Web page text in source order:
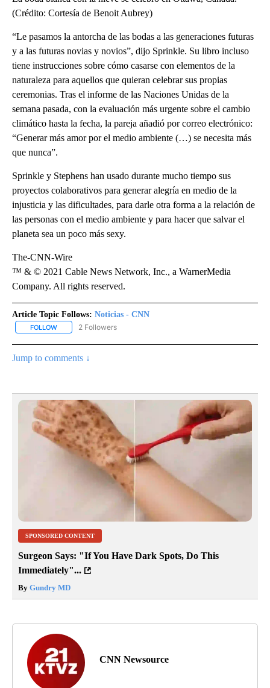
(Crédito: Cortesía de Benoit Aubrey)
“Le pasamos la antorcha de las bodas a las generaciones futuras
y a las futuras novias y novios”, dijo Sprinkle. Su libro incluso
tiene instrucciones sobre cómo casarse con elementos de la
naturaleza para aquellos que quieran celebrar sus propias
ceremonias. Tras el informe de las Naciones Unidas de la
semana pasada, con la evaluación más urgente sobre el cambio
climático hasta la fecha, la pareja añadió por correo electrónico:
“Generar más amor por el medio ambiente (…) se necesita más
que nunca”.
Sprinkle y Stephens han usado durante mucho tiempo sus
proyectos colaborativos para generar alegría en medio de la
injusticia y las dificultades, para darle otra forma a la relación de
las personas con el medio ambiente y para hacer que salvar el
planeta sea un poco más sexy.
The-CNN-Wire
™ & © 2021 Cable News Network, Inc., a WarnerMedia
Company. All rights reserved.
Article Topic Follows: Noticias - CNN
FOLLOW FOLLOW "NOTICIAS - CNN" TO RECEIVE NOTIFICATIONS ABOUT
2 Followers
Jump to comments ↓
SPONSORED CONTENT
Surgeon Says: "If You Have Dark Spots, Do This
Immediately"...
By Gundry MD
CNN Newsource